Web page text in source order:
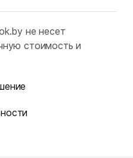
не несет
стоимость и